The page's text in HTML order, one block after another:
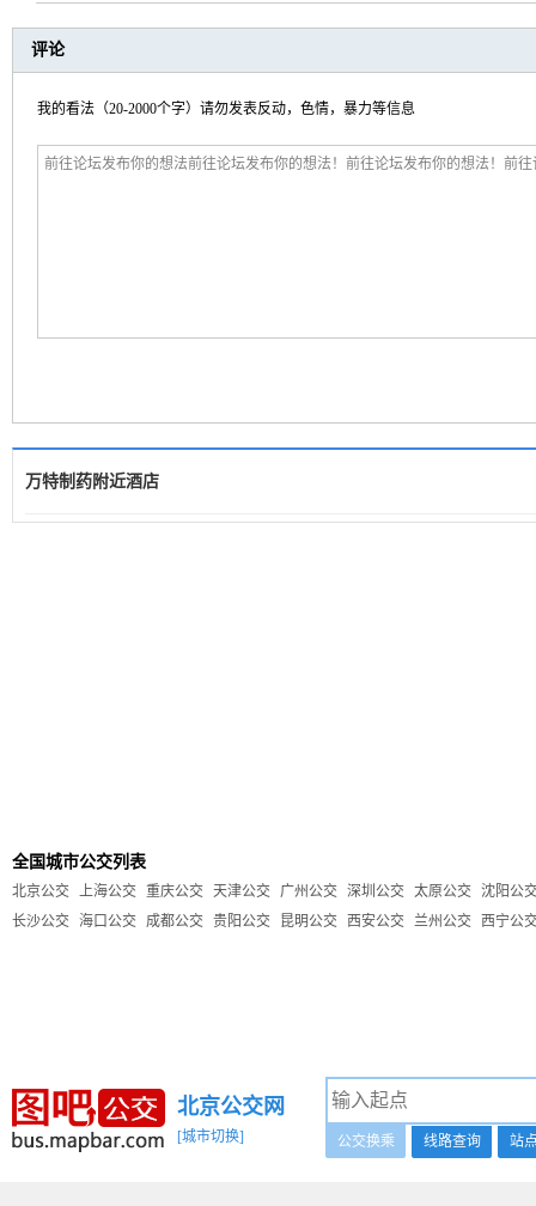
评论
我的看法（20-2000个字）请勿发表反动，色情，暴力等信息
万特制药附近酒店
全国城市公交列表
北京公交 上海公交 重庆公交 天津公交 广州公交 深圳公交 太原公交 沈阳公
长沙公交 海口公交 成都公交 贵阳公交 昆明公交 西安公交 兰州公交 西宁公
北京公交网
[城市切换] 公交换乘 线路查询 站